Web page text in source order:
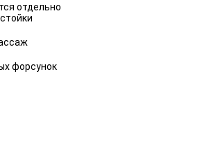
отдельно
форсунок